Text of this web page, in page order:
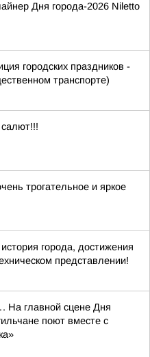
Дня города-2026 Niletto
городских праздников -
транспорте)
трогательное и яркое
города, достижения
представлении!
главной сцене Дня
поют вместе с